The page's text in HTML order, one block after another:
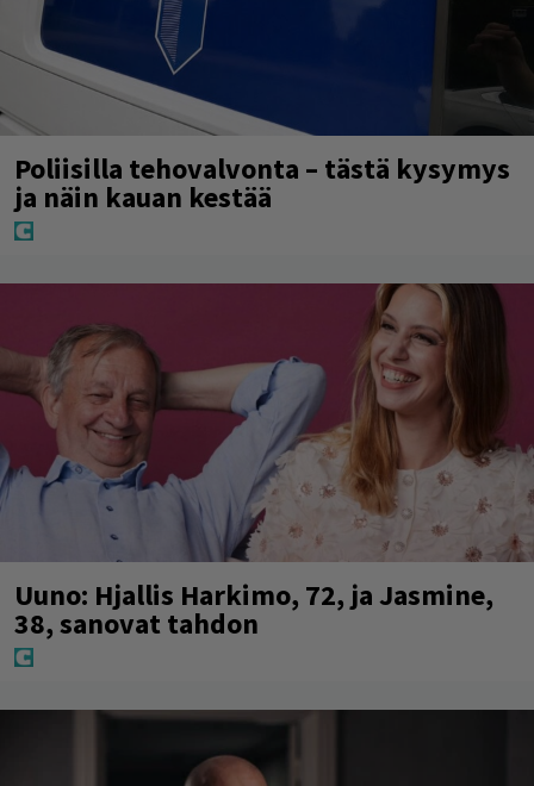
Poliisilla tehovalvonta – tästä kysymys
ja näin kauan kestää
Uuno: Hjallis Harkimo, 72, ja Jasmine,
38, sanovat tahdon